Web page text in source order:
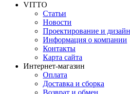
VITTO
Статьи
Новости
Проектирование и дизайн
Информация о компании
Контакты
Карта сайта
Интернет-магазин
Оплата
Доставка и сборка